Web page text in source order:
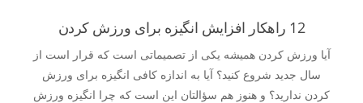
12 راهکار افزایش انگیزه برای ورزش کردن
آیا ورزش کردن همیشه یکی از تصمیماتی است که قرار است از
سال جدید شروع کنید؟ آیا به اندازه کافی انگیزه برای ورزش
کردن ندارید؟ و هنوز هم سؤالتان این است که چرا انگیزه ورزش